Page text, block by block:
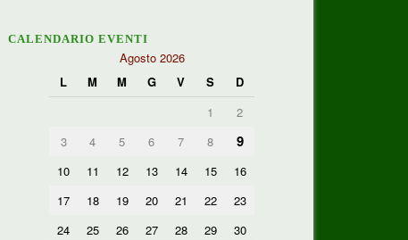
CALENDARIO EVENTI
Agosto 2026
L
M M G V S
D
1
2
3
4 5 6 7 8 9
10 11 12 13 14 15
16
17
18 19 20 21 22
23
24
25 26 27 28 29
30